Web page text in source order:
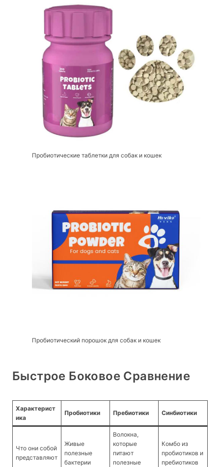
Пробиотические таблетки для собак и кошек
Пробиотический порошок для собак и кошек
Быстрое Боковое Сравнение
Характерист
ика
Пробиотики Пребиотики Синбиотики
Что они собой
представляют
Живые
полезные
бактерии
Волокна,
которые
питают
полезные
Комбо из
пробиотиков и
пребиотиков